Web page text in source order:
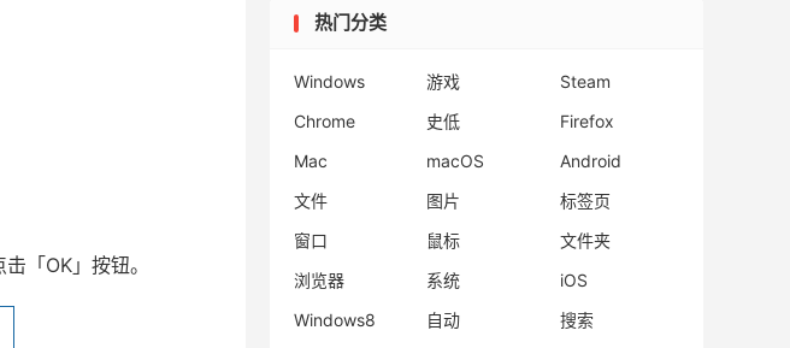
「OK」按钮。
热门分类
Windows 游戏
Steam
Chrome
史低
Firefox
Mac
macOS
Android
文件
图片
标签页
窗口
鼠标
文件夹
浏览器
系统
iOS
Windows8
自动
搜索